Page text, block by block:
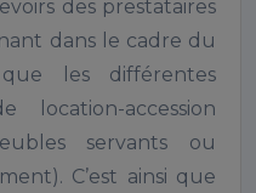
des prestataires
dans le cadre du
les différentes
accession
servants ou
C’est ainsi que